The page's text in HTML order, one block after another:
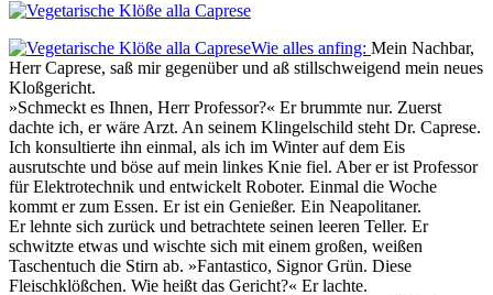
Wie alles anfing: Mein Nachbar,
Herr Caprese, saß mir gegenüber und aß stillschweigend mein neues
Kloßgericht.
»Schmeckt es Ihnen, Herr Professor?« Er brummte nur. Zuerst
dachte ich, er wäre Arzt. An seinem Klingelschild steht Dr. Caprese.
Ich konsultierte ihn einmal, als ich im Winter auf dem Eis
ausrutschte und böse auf mein linkes Knie fiel. Aber er ist Professor
für Elektrotechnik und entwickelt Roboter. Einmal die Woche
kommt er zum Essen. Er ist ein Genießer. Ein Neapolitaner.
Er lehnte sich zurück und betrachtete seinen leeren Teller. Er
schwitzte etwas und wischte sich mit einem großen, weißen
Taschentuch die Stirn ab. »Fantastico, Signor Grün. Diese
Fleischklößchen. Wie heißt das Gericht?« Er lachte.